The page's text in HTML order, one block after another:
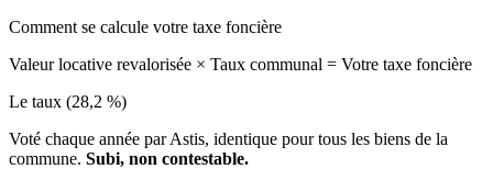
Comment se calcule votre taxe foncière
Valeur locative revalorisée × Taux communal = Votre taxe foncière
Le taux (28,2 %)
Voté chaque année par Astis, identique pour tous les biens de la
commune. Subi, non contestable.